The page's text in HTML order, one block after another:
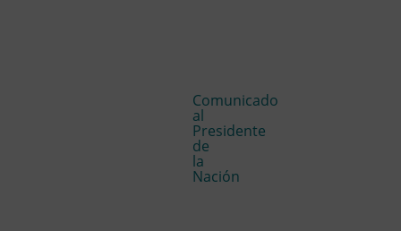
Comunicado
al
Presidente
de
la
Nación